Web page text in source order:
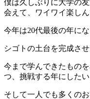
僕は久しぶりに大学の
会えて、ワイワイ楽し
今年は20代最後の年にな
シゴトの土台を完成させ
今まで学んできたもの
つ、挑戦する年にしたい
そして一人でも多くの